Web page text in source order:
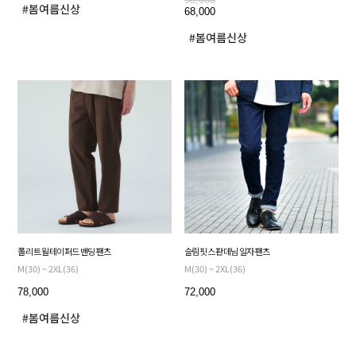
68,000
폴리 트윌 테이퍼드 밴딩 팬츠
M(30) ~ 2XL(36)
78,000
슬림핏 스판 데님 일자 팬츠
M(30) ~ 2XL(36)
72,000